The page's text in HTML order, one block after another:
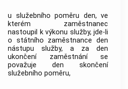
u služebního poměru den, ve
kterém zaměstnanec
nastoupil k výkonu služby, jde-li
o státního zaměstnance den
nástupu služby, a za den
ukončení zaměstnáníse
považuje den skončení
služebního poměru,